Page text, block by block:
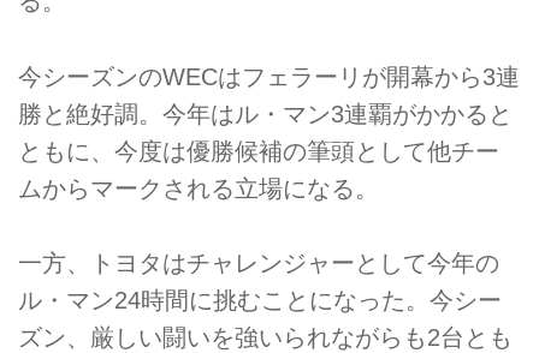
今シーズンのWECはフェラーリが開幕から3連
勝と絶好調。今年はル・マン3連覇がかかると
ともに、今度は優勝候補の筆頭として他チー
ムからマークされる立場になる。
一方、トヨタはチャレンジャーとして今年の
ル・マン24時間に挑むことになった。今シー
ズン、厳しい闘いを強いられながらも2台とも